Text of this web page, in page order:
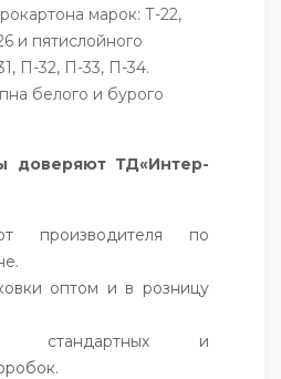
марок: Т-22,
и пятислойного
П-32, П-33, П-34.
белого и бурого
доверяют ТД«Интер-
производителя по
оптом и в розницу
стандартных и